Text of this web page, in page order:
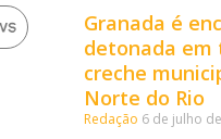
Granada é
detonada em
creche
Norte do Rio
Redação 6 de julho